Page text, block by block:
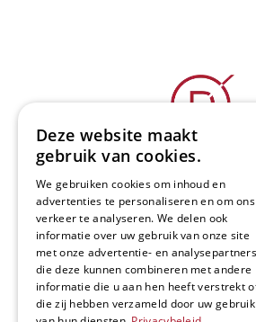
Noorwegenstraat 29D,
9940 Evergem, BE
09 253 49 57-
BE 0768.656.308
Deze website maakt
gebruik van cookies.
We gebruiken cookies om inhoud en
advertenties te personaliseren en om ons
verkeer te analyseren. We delen ook
informatie over uw gebruik van onze site
met onze advertentie- en
die deze kunnen combineren met andere
informatie die u aan hen heeft verstrekt
die zij hebben verzameld door uw gebruik